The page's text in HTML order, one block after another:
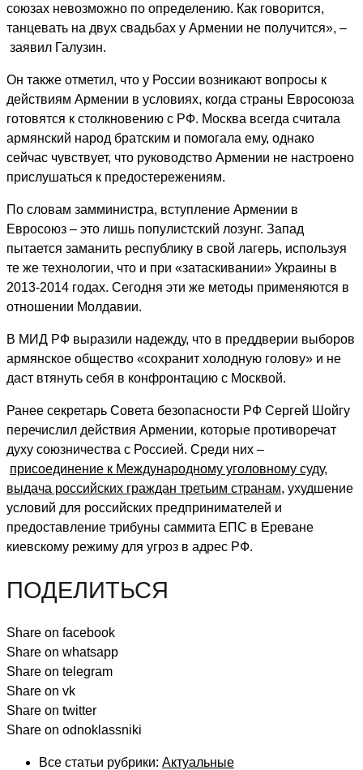
союзах невозможно по определению. Как говорится,
танцевать на двух свадьбах у Армении не получится», –
заявил Галузин.
Он также отметил, что у России возникают вопросы к
действиям Армении в условиях, когда страны Евросоюза
готовятся к столкновению с РФ. Москва всегда считала
армянский народ братским и помогала ему, однако
сейчас чувствует, что руководство Армении не настроено
прислушаться к предостережениям.
По словам замминистра, вступление Армении в
Евросоюз – это лишь популистский лозунг. Запад
пытается заманить республику в свой лагерь, используя
те же технологии, что и при «затаскивании» Украины в
2013-2014 годах. Сегодня эти же методы применяются в
отношении Молдавии.
В МИД РФ выразили надежду, что в преддверии выборов
армянское общество «сохранит холодную голову» и не
даст втянуть себя в конфронтацию с Москвой.
Ранее секретарь Совета безопасности РФ Сергей Шойгу
перечислил действия Армении, которые противоречат
духу союзничества с Россией. Среди них –
присоединение к Международному уголовному суду,
выдача российских граждан третьим странам, ухудшение
условий для российских предпринимателей и
предоставление трибуны саммита ЕПС в Ереване
киевскому режиму для угроз в адрес РФ.
ПОДЕЛИТЬСЯ
Share on facebook
Share on whatsapp
Share on telegram
Share on vk
Share on twitter
Share on odnoklassniki
Все статьи рубрики: Актуальные